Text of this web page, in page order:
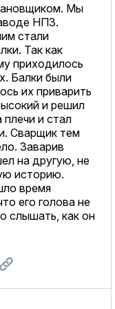
Мы
НПЗ.
стали
Так как
приходилось
Балки были
их приварить
и решил
и стал
Сварщик тем
Заварив
на другую, не
историю.
время
его голова не
слышать, как он